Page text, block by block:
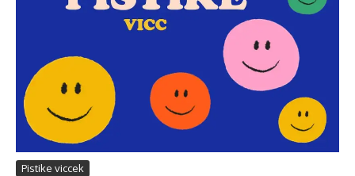
Pistike viccek